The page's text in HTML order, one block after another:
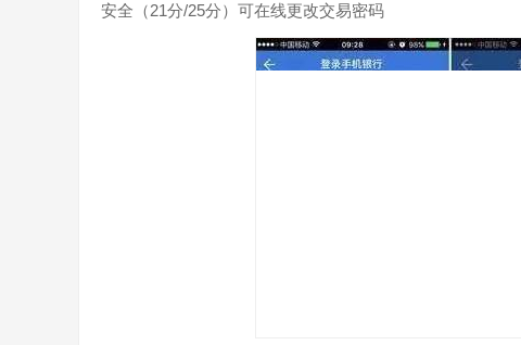
安全（21分/25分）可在线更改交易密码